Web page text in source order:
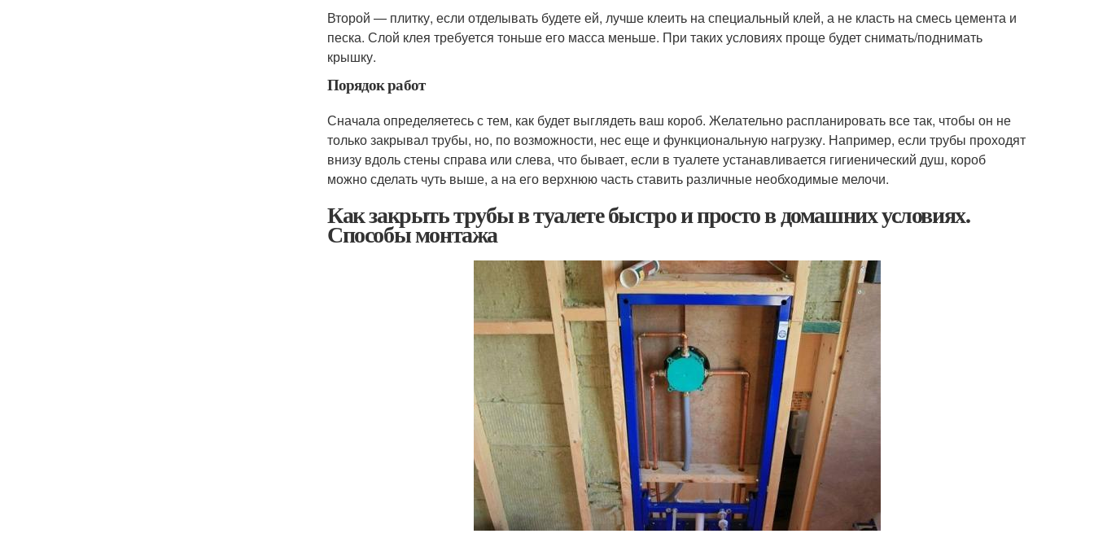
Второй — плитку, если отделывать будете ей, лучше клеить на специальный клей, а не класть на смесь цемента и
песка. Слой клея требуется тоньше его масса меньше. При таких условиях проще будет снимать/поднимать
крышку.
Порядок работ
Сначала определяетесь с тем, как будет выглядеть ваш короб. Желательно распланировать все так, чтобы он не
только закрывал трубы, но, по возможности, нес еще и функциональную нагрузку. Например, если трубы проходят
внизу вдоль стены справа или слева, что бывает, если в туалете устанавливается гигиенический душ, короб
можно сделать чуть выше, а на его верхнюю часть ставить различные необходимые мелочи.
Как закрыть трубы в туалете быстро и просто в домашних условиях.
Способы монтажа